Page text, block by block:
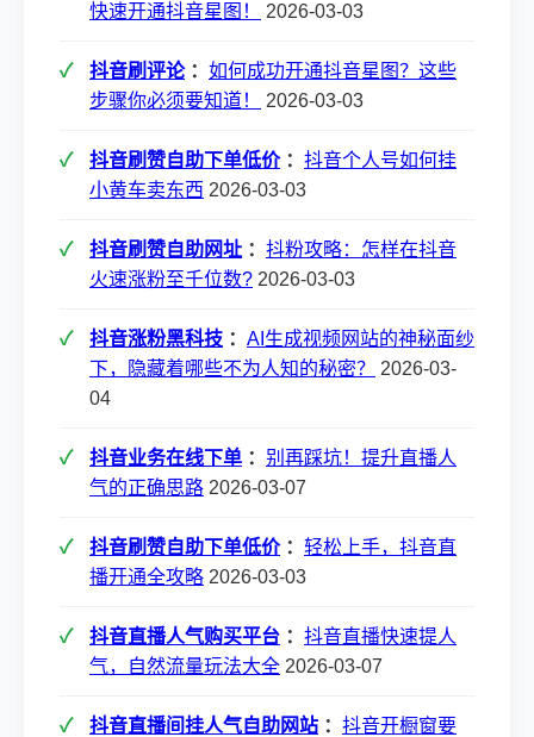
快速开通抖音星图！
2026-03-03
抖音刷评论： 如何成功开通抖音星图？这些
步骤你必须要知道！
2026-03-03
抖音刷赞自助下单低价： 抖音个人号如何挂
小黄车卖东西 2026-03-03
抖音刷赞自助网址 ： 抖粉攻略：怎样在抖音
火速涨粉至千位数? 2026-03-03
抖音涨粉黑科技 ： AI生成视频网站的神秘面纱
下，隐藏着哪些不为人知的秘密？
2026-03-
04
抖音业务在线下单 ： 别再踩坑！提升直播人
气的正确思路 2026-03-07
抖音刷赞自助下单低价： 轻松上手，抖音直
播开通全攻略 2026-03-03
抖音直播人气购买平台 ： 抖音直播快速提人
气，自然流量玩法大全 2026-03-07
抖音直播间挂人气自助网站 ： 抖音开橱窗要